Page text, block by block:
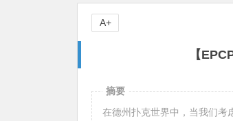
【
A+
摘要
在德州扑克世界中，当我们考